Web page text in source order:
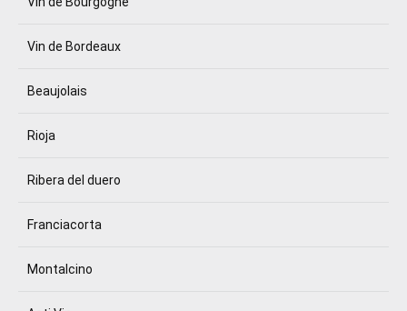
Vin de Bordeaux
Beaujolais
Rioja
Ribera del duero
Franciacorta
Montalcino